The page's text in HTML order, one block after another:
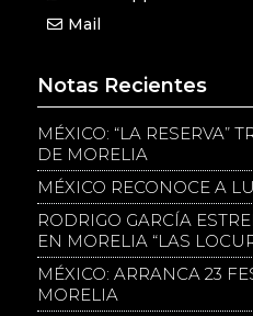
Mail
Notas Recientes
MÉXICO: “LA RESERVA”
DE MORELIA
MÉXICO RECONOCE A
RODRIGO GARCÍA
EN MORELIA “LAS
MÉXICO: ARRANCA 23
MORELIA